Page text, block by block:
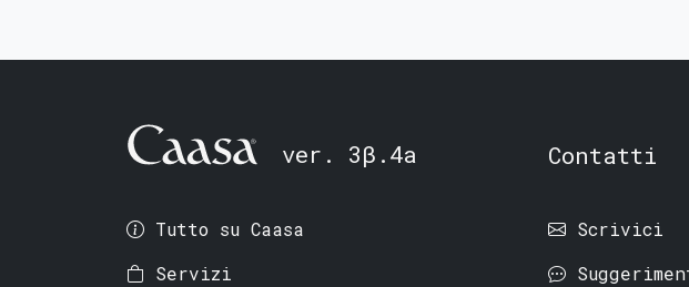
ver. 3β.4a
Tutto su Caasa
Servizi
Contatti
Scrivici